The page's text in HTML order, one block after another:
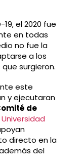
el 2020 fue
en todas
no fue la
a los
surgieron.
este
y ejecutaran
de
Universidad
directo en la
del